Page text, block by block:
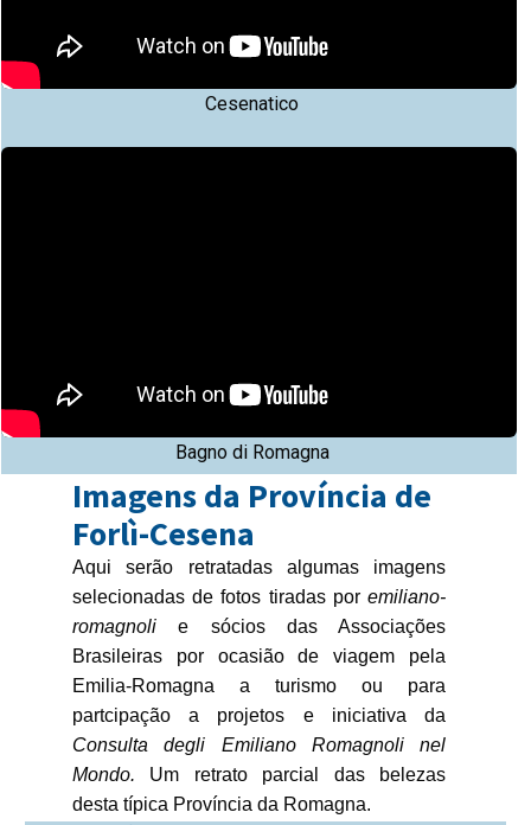
Cesenatico
Bagno di Romagna
Imagens da Província de
Forlì-Cesena
Aqui serão retratadas algumas imagens
selecionadas de fotos tiradas por emiliano-
romagnolie sócios das Associações
Brasileiras por ocasião de viagem pela
Emilia-Romagna a turismo ou para
partcipação a projetos e iniciativa da
Consulta degli Emiliano Romagnoli nel
Mondo. Um retrato parcial das belezas
desta típica Província da Romagna.